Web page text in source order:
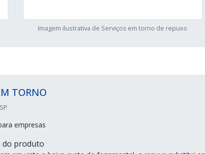
Imagem ilustrativa de Serviços em torno de repuxo
TORNO
empresas
do produto